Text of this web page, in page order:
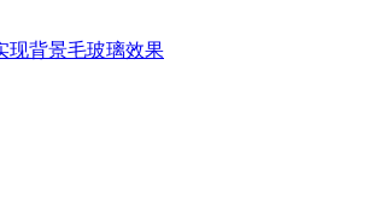
现背景毛玻璃效果